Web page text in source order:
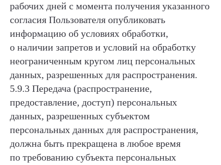
рабочих дней с момента получения указанного
согласия Пользователя опубликовать
информацию об условиях обработки,
о наличии запретов и условий на обработку
неограниченным кругом лиц персональных
данных, разрешенных для распространения.
5.9.3 Передача (распространение,
предоставление, доступ) персональных
данных, разрешенных субъектом
персональных данных для распространения,
должна быть прекращена в любое время
по требованию субъекта персональных